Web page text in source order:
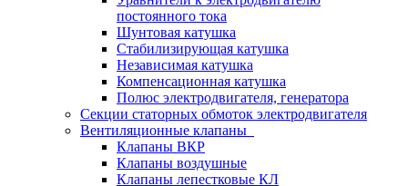
постоянного тока
Шунтовая катушка
Стабилизирующая катушка
Независимая катушка
Компенсационная катушка
Полюс электродвигателя, генератора
Секции статорных обмоток электродвигателя
Вентиляционные клапаны
Клапаны ВКР
Клапаны воздушные
Клапаны лепестковые КЛ